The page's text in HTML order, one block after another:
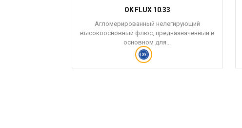
OK FLUX 10.33
Агломерированный нелегирующий
высокоосновный флюс, предназначенный в
основном для...